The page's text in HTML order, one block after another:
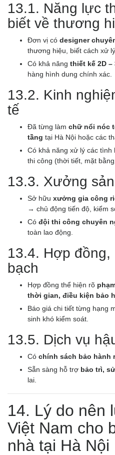
13.1. Năng lực
biết về thương
Đơn vị có designer
thương hiệu, biết cách xử
Có khả năng thiết kế 2D –
hàng hình dung chính xác.
13.2. Kinh
tế
Đã từng làm chữ nổi nóc
tầng tại Hà Nội hoặc các
Có khả năng xử lý các
thi công (thời tiết, mặt
13.3. Xưởng
Sở hữu xưởng gia công
→ chủ động tiến độ, kiểm
Có đội thi công chuyên
toàn lao động.
13.4. Hợp đồng,
bạch
Hợp đồng thể hiện rõ
thời gian, điều kiện bảo
Báo giá chi tiết từng hạng
sinh khó kiểm soát.
13.5. Dịch vụ
Có chính sách bảo hành
Sẵn sàng hỗ trợ bảo trì,
lai.
14. Lý do nên
Việt Nam cho
nhà tại Hà Nội